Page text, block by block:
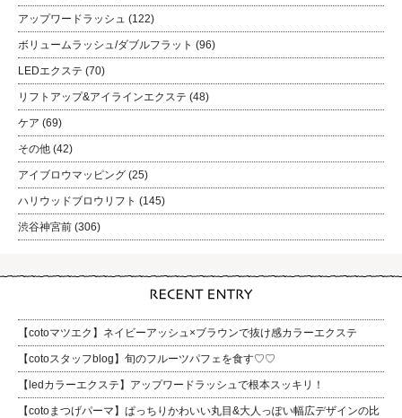
アップワードラッシュ (122)
ボリュームラッシュ/ダブルフラット (96)
LEDエクステ (70)
リフトアップ&アイラインエクステ (48)
ケア (69)
その他 (42)
アイブロウマッピング (25)
ハリウッドブロウリフト (145)
渋谷神宮前 (306)
【cotoマツエク】ネイビーアッシュ×ブラウンで抜け感カラーエクステ
【cotoスタッフblog】旬のフルーツパフェを食す♡♡
【ledカラーエクステ】アップワードラッシュで根本スッキリ！
【cotoまつげパーマ】ぱっちりかわいい丸目&大人っぽい幅広デザインの比